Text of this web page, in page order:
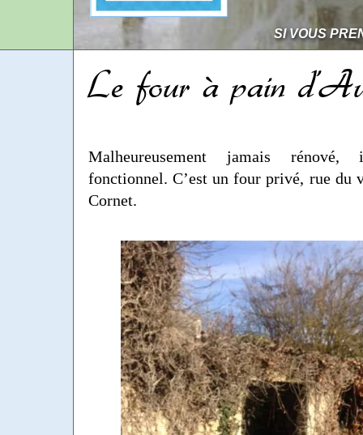
SI VOUS
Le four à pain
Malheureusement jamais
fonctionnel. C’est un four privé, rue du
Cornet.